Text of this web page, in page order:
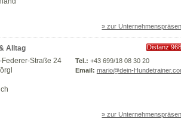
» zur
Alltag
Distanz
Straße 24
Tel.: +43 699/18 08 30 20
Email: mario@dein-
» zur